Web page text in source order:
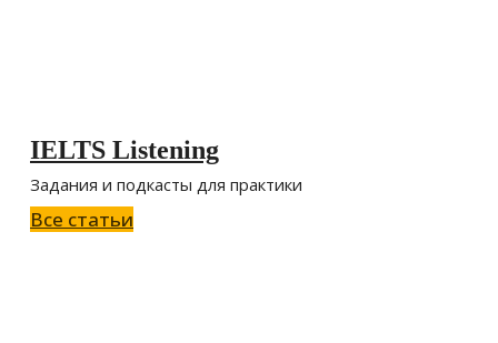
IELTS Listening
Задания и подкасты для практики
Все статьи